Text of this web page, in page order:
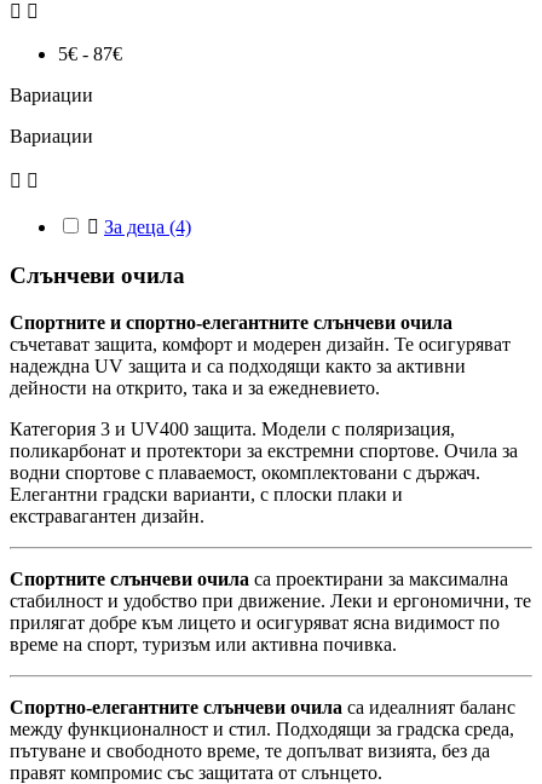
 
5€ - 87€
Вариации
Вариации
 
 За деца (4)
Слънчеви очила
Спортните и спортно-елегантните слънчеви очила
съчетават защита, комфорт и модерен дизайн. Те осигуряват
надеждна UV защита и са подходящи както за активни
дейности на открито, така и за ежедневието.
Категория 3 и UV400 защита. Модели с поляризация,
поликарбонат и протектори за екстремни спортове. Очила за
водни спортове с плаваемост, окомплектовани с държач.
Елегантни градски варианти, с плоски плаки и
екстравагантен дизайн.
Спортните слънчеви очила са проектирани за максимална
стабилност и удобство при движение. Леки и ергономични, те
прилягат добре към лицето и осигуряват ясна видимост по
време на спорт, туризъм или активна почивка.
Спортно-елегантните слънчеви очила са идеалният баланс
между функционалност и стил. Подходящи за градска среда,
пътуване и свободното време, те допълват визията, без да
правят компромис със защитата от слънцето.